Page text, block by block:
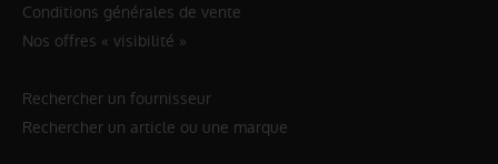
Conditions générales de vente
Nos offres « visibilité »
Rechercher un fournisseur
Rechercher un article ou une marque